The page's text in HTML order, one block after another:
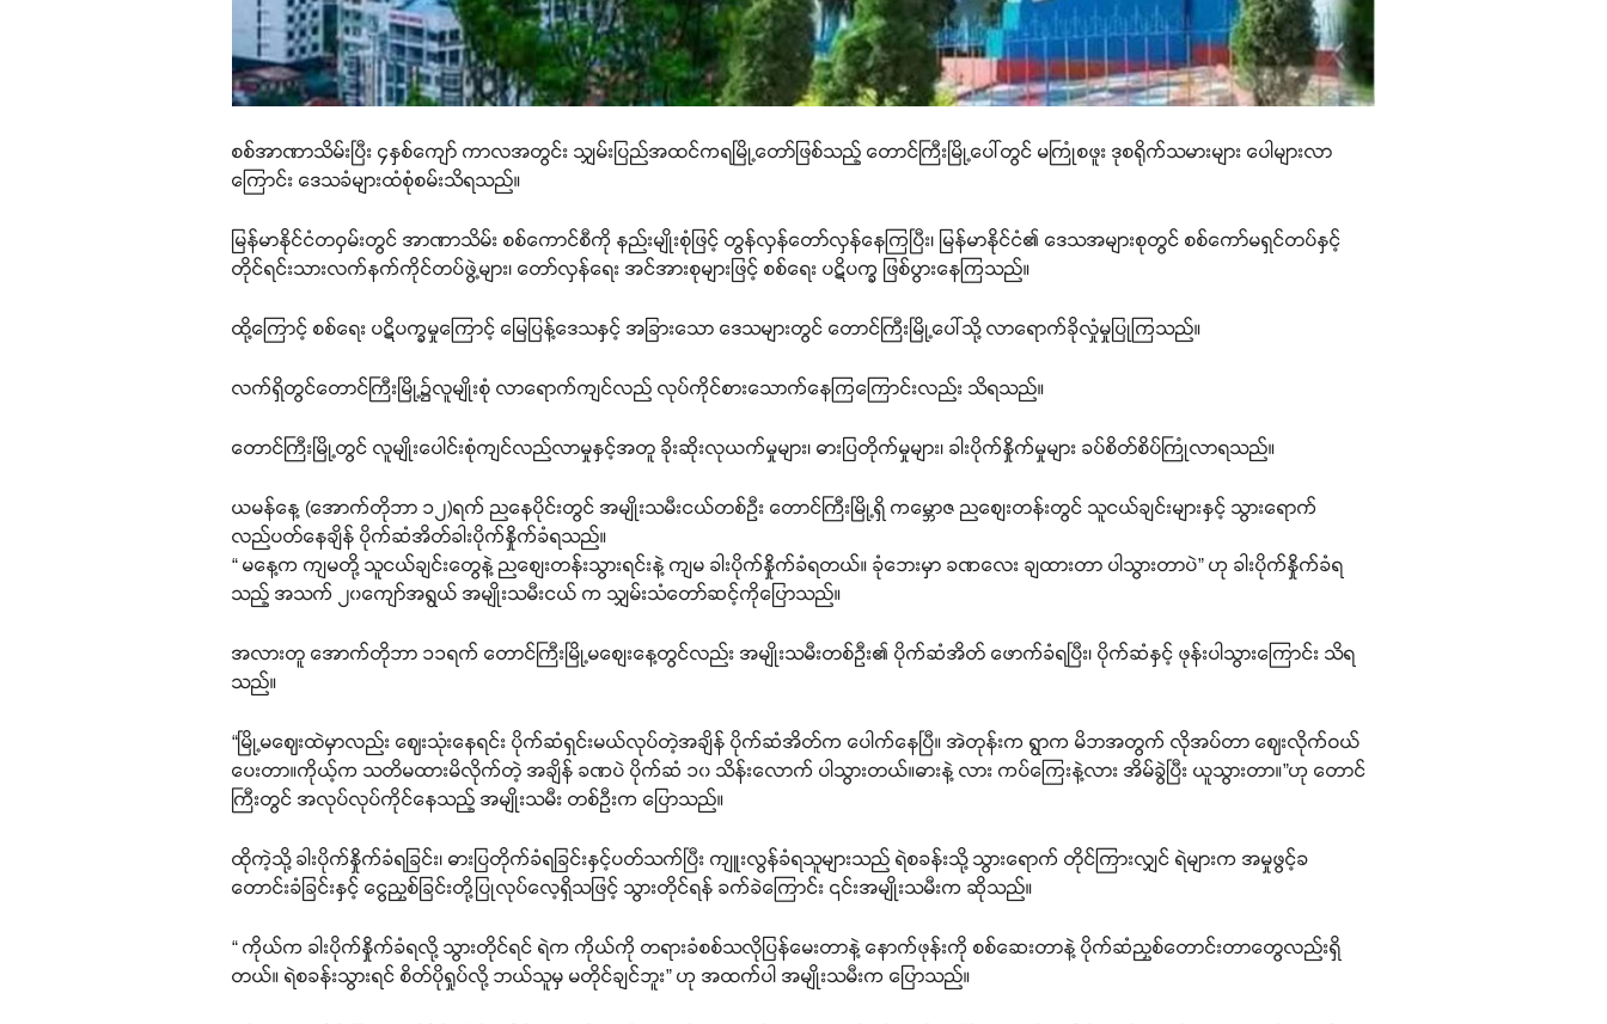
စစ်အာဏာသိမ်းပြီး ၄နှစ်ကျော် ကာလအတွင်း သျှမ်းပြည်အထင်ကရမြို့တော်ဖြစ်သည့် တောင်ကြီးမြို့ပေါ်တွင် မကြုံစဖူး ဒုစရိုက်သမားများ ပေါများလာ
ကြောင်း ဒေသခံများထံစုံစမ်းသိရသည်။
မြန်မာနိုင်ငံတဝှမ်းတွင် အာဏာသိမ်း စစ်ကောင်စီကို နည်းမျိုးစုံဖြင့် တွန်လှန်တော်လှန်နေကြပြီး၊ မြန်မာနိုင်ငံ၏ ဒေသအများစုတွင် စစ်ကော်မရှင်တပ်နှင့်
တိုင်ရင်းသားလက်နက်ကိုင်တပ်ဖွဲ့များ၊ တော်လှန်ရေး အင်အားစုများဖြင့် စစ်ရေး ပဋိပက္ခ ဖြစ်ပွားနေကြသည်။
ထို့ကြောင့် စစ်ရေး ပဋိပက္ခမှုကြောင့် မြေပြန့်ဒေသနှင့် အခြားသော ဒေသများတွင် တောင်ကြီးမြို့ပေါ်သို့ လာရောက်ခိုလှုံမှုပြုကြသည်။
လက်ရှိတွင်တောင်ကြီးမြို့၌လူမျိုးစုံ လာရောက်ကျင်လည် လုပ်ကိုင်စားသောက်နေကြကြောင်းလည်း သိရသည်။
တောင်ကြီးမြို့တွင် လူမျိုးပေါင်းစုံကျင်လည်လာမှုနှင့်အတူ ခိုးဆိုးလုယက်မှုများ၊ ဓားပြတိုက်မှုများ၊ ခါးပိုက်နှိုက်မှုများ ခပ်စိတ်စိပ်ကြုံလာရသည်။
ယမန်နေ့ (အောက်တိုဘာ ၁၂)ရက် ညနေပိုင်းတွင် အမျိုးသမီးငယ်တစ်ဉီး တောင်ကြီးမြို့ရှိ ကမ္ဘောဇ ညစျေးတန်းတွင် သူငယ်ချင်းများနှင့် သွားရောက်
လည်ပတ်နေချိန် ပိုက်ဆံအိတ်ခါးပိုက်နှိုက်ခံရသည်။
“ မနေ့က ကျမတို့ သူငယ်ချင်းတွေနဲ့ ညစျေးတန်းသွားရင်းနဲ့ ကျမ ခါးပိုက်နှိုက်ခံရတယ်။ ခုံဘေးမှာ ခဏလေး ချထားတာ ပါသွားတာပဲ” ဟု ခါးပိုက်နှိုက်ခံရ
သည့် အသက် ၂၀ကျော်အရွယ် အမျိုးသမီးငယ် က သျှမ်းသံတော်ဆင့်ကိုပြောသည်။
အလားတူ အောက်တိုဘာ ၁၁ရက် တောင်ကြီးမြို့မစျေးနေ့တွင်လည်း အမျိုးသမီးတစ်ဉီး၏ ပိုက်ဆံအိတ် ဖောက်ခံရပြီး၊ ပိုက်ဆံနှင့် ဖုန်းပါသွားကြောင်း သိရ
သည်။
“မြို့မဈေးထဲမှာလည်း ဈေးသုံးနေရင်း ပိုက်ဆံရှင်းမယ်လုပ်တဲ့အချိန် ပိုက်ဆံအိတ်က ပေါက်နေပြီ။ အဲတုန်းက ရွာက မိဘအတွက် လိုအပ်တာ ဈေးလိုက်ဝယ်
ပေးတာ။ကိုယ့်က သတိမထားမိလိုက်တဲ့ အချိန် ခဏပဲ ပိုက်ဆံ ၁၀ သိန်းလောက် ပါသွားတယ်။ဓားနဲ့ လား ကပ်ကြေးနဲ့လား အိမ်ခွဲပြီး ယူသွားတာ။”ဟု တောင်
ကြီးတွင် အလုပ်လုပ်ကိုင်နေသည့် အမျိုးသမီး တစ်ဦးက ပြောသည်။
ထိုကဲ့သို့ ခါးပိုက်နှိုက်ခံရခြင်း၊ ဓားပြတိုက်ခံရခြင်းနှင့်ပတ်သက်ပြီး ကျူးလွန်ခံရသူများသည် ရဲစခန်းသို့ သွားရောက် တိုင်ကြားလျှင် ရဲများက အမှုဖွင့်ခ
တောင်းခံခြင်းနှင့် ငွေညှစ်ခြင်းတို့ပြုလုပ်လေ့ရှိသဖြင့် သွားတိုင်ရန် ခက်ခဲကြောင်း ၎င်းအမျိုးသမီးက ဆိုသည်။
“ ကိုယ်က ခါးပိုက်နှိုက်ခံရလို့ သွားတိုင်ရင် ရဲက ကိုယ်ကို တရားခံစစ်သလိုပြန်မေးတာနဲ့ နောက်ဖုန်းကို စစ်ဆေးတာနဲ့ ပိုက်ဆံညှစ်တောင်းတာတွေလည်းရှိ
တယ်။ ရဲစခန်းသွားရင် စိတ်ပိုရှုပ်လို့ ဘယ်သူမှ မတိုင်ချင်ဘူး” ဟု အထက်ပါ အမျိုးသမီးက ပြောသည်။